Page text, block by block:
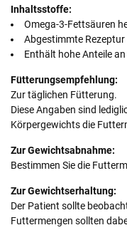
Inhaltsstoffe:
Omega-3-Fettsäuren
Abgestimmte
Enthält hohe Anteile
Fütterungsempfehlung:
Zur täglichen Fütterung.
Diese Angaben sind
Körpergewichts die
Zur Gewichtsabnahme:
Bestimmen Sie die
Zur Gewichtserhaltung:
Der Patient sollte
Futtermengen sollten